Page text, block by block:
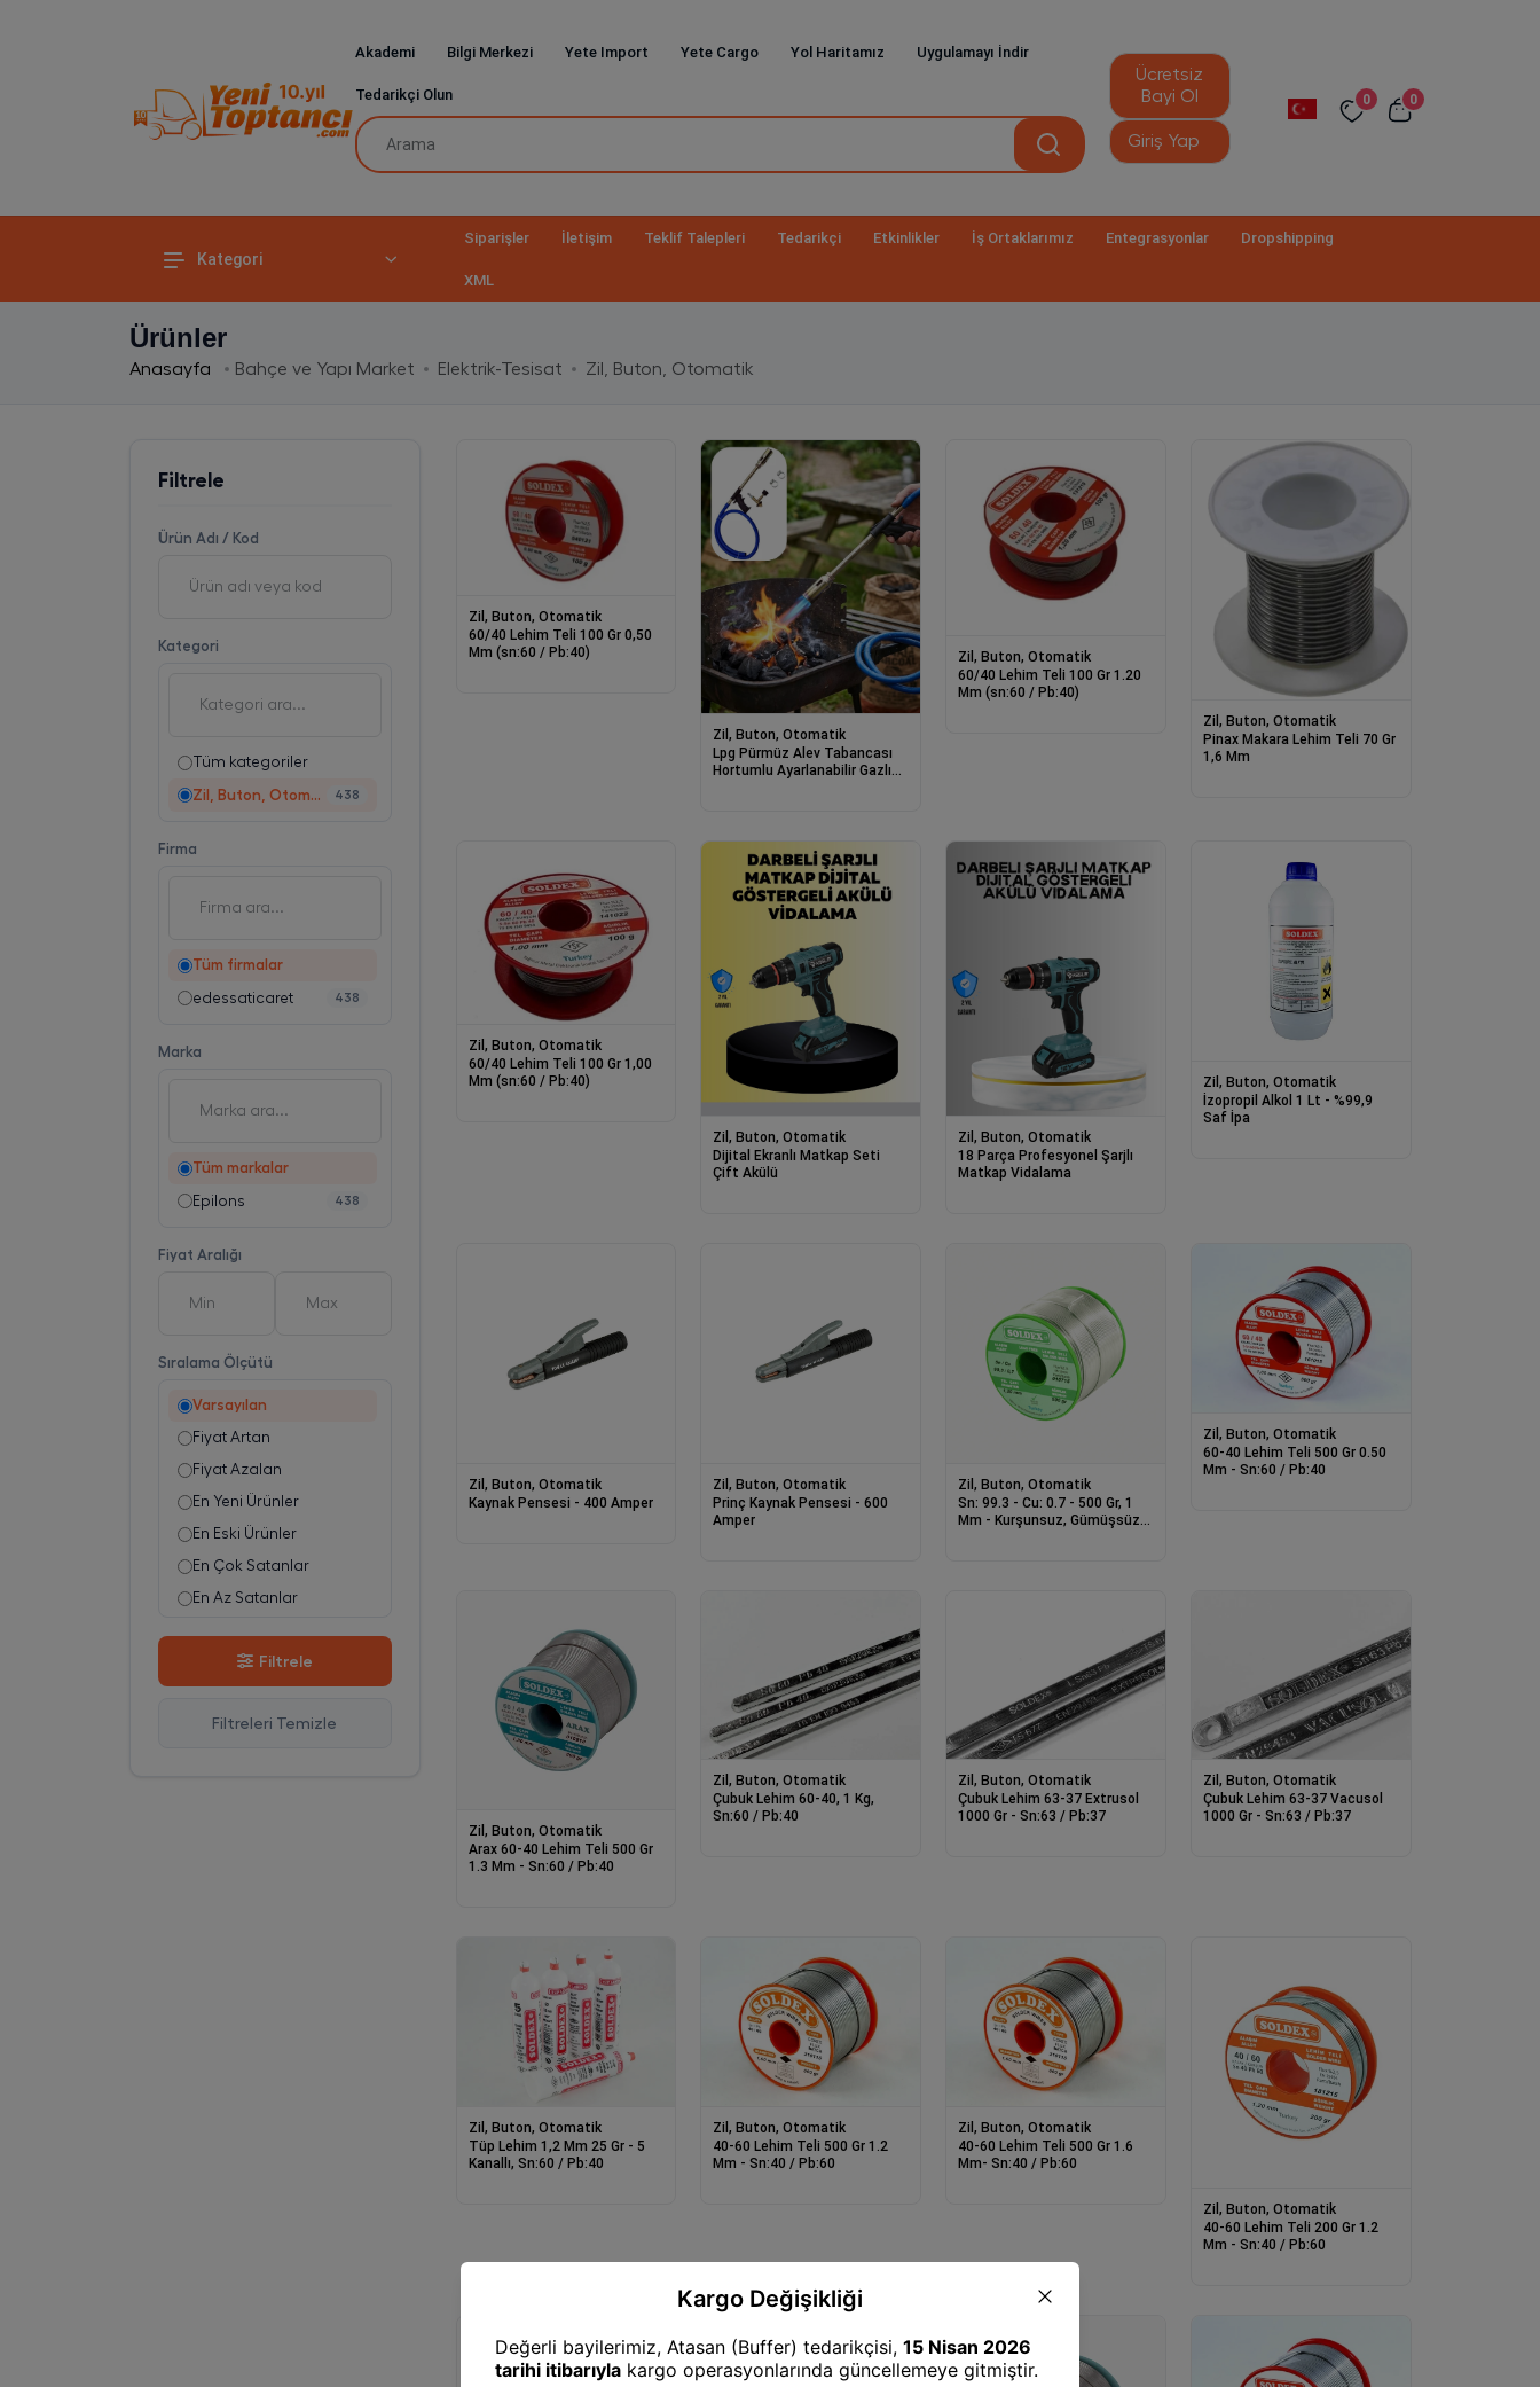
Akademi Bilgi Merkezi Yete Import Yete Cargo Yol Haritamız Uygulamayı İndir
Tedarikçi Olun
Ücretsiz
Bayi Ol
Giriş Yap
0 0
Kategori
Siparişler İletişim Teklif Talepleri Tedarikçi Etkinlikler İş Ortaklarımız Entegrasyonlar Dropshipping
XML
Ürünler
Anasayfa Bahçe ve Yapı Market Elektrik-Tesisat Zil, Buton, Otomatik
Filtrele
Ürün Adı / Kod
Kategori
Tüm kategoriler
438
Firma
Tüm firmalar
edessaticaret 438
Marka
Tüm markalar
Epilons 438
Fiyat Aralığı
Sıralama Ölçütü
Varsayılan
Fiyat Artan
Fiyat Azalan
En Yeni Ürünler
En Eski Ürünler
En Çok Satanlar
En Az Satanlar
Stok Artan
En Çok Favorilenen
Filtrele
Filtreleri Temizle
Zil, Buton, Otomatik
60/40 Lehim Teli 100 Gr 0,50
Mm (sn:60 / Pb:40)
Zil, Buton, Otomatik
Lpg Pürmüz Alev Tabancası
Hortumlu Ayarlanabilir Gazlı
Zil, Buton, Otomatik
60/40 Lehim Teli 100 Gr 1.20
Mm (sn:60 / Pb:40)
Zil, Buton, Otomatik
Pinax Makara Lehim Teli 70 Gr
1,6 Mm
Zil, Buton, Otomatik
60/40 Lehim Teli 100 Gr 1,00
Mm (sn:60 / Pb:40)
Zil, Buton, Otomatik
Dijital Ekranlı Matkap Seti
Çift Akülü
Zil, Buton, Otomatik
18 Parça Profesyonel Şarjlı
Matkap Vidalama
Zil, Buton, Otomatik
İzopropil Alkol 1 Lt - %99,9
Saf İpa
Zil, Buton, Otomatik
Kaynak Pensesi - 400 Amper
Zil, Buton, Otomatik
Prinç Kaynak Pensesi - 600
Amper
Zil, Buton, Otomatik
Sn: 99.3 - Cu: 0.7 - 500 Gr, 1
Mm - Kurşunsuz, Gümüşsüz
Zil, Buton, Otomatik
60-40 Lehim Teli 500 Gr 0.50
Mm - Sn:60 / Pb:40
Zil, Buton, Otomatik
Arax 60-40 Lehim Teli 500 Gr
1.3 Mm - Sn:60 / Pb:40
Zil, Buton, Otomatik
Çubuk Lehim 60-40, 1 Kg,
Sn:60 / Pb:40
Zil, Buton, Otomatik
Çubuk Lehim 63-37 Extrusol
1000 Gr - Sn:63 / Pb:37
Zil, Buton, Otomatik
Çubuk Lehim 63-37 Vacusol
1000 Gr - Sn:63 / Pb:37
Zil, Buton, Otomatik
Tüp Lehim 1,2 Mm 25 Gr - 5
Kanallı, Sn:60 / Pb:40
Zil, Buton, Otomatik
40-60 Lehim Teli 500 Gr 1.2
Mm - Sn:40 / Pb:60
Zil, Buton, Otomatik
40-60 Lehim Teli 500 Gr 1.6
Mm- Sn:40 / Pb:60
Zil, Buton, Otomatik
40-60 Lehim Teli 200 Gr 1.2
Mm - Sn:40 / Pb:60